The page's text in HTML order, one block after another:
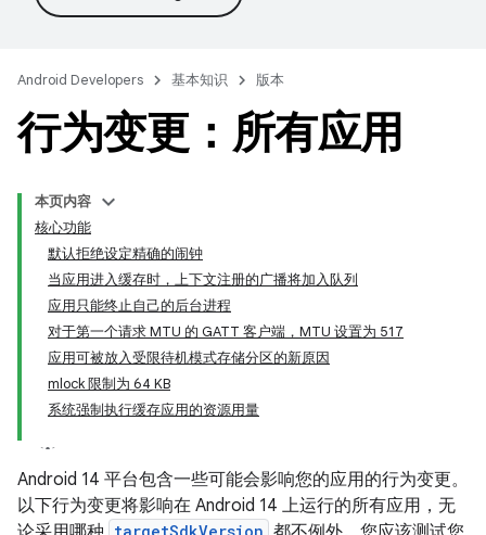
Android Developers 基本知识 版本
行为变更：所有应用
本页内容
核心功能
默认拒绝设定精确的闹钟
当应用进入缓存时，上下文注册的广播将加入队列
应用只能终止自己的后台进程
对于第一个请求 MTU 的 GATT 客户端，MTU 设置为 517
应用可被放入受限待机模式存储分区的新原因
mlock 限制为 64 KB
系统强制执行缓存应用的资源用量
Android 14 平台包含一些可能会影响您的应用的行为变更。
以下行为变更将影响在 Android 14 上运行的所有应用，无